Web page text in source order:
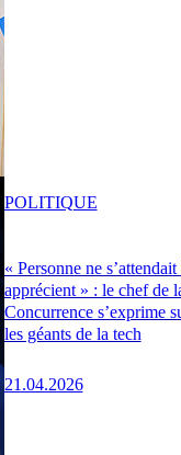
« Personne ne
apprécient » : le chef de
Concurrence s’exprime
les géants de la tech
21.04.2026
POLITIQUE